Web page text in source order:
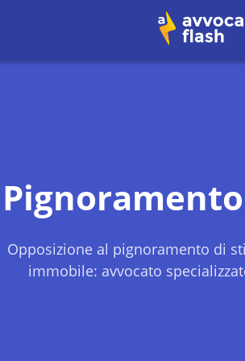
Opposizione al pignoramento di
immobile: avvocato